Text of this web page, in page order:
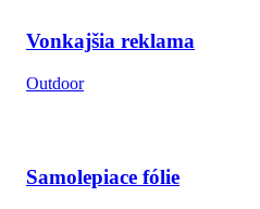
Vonkajšia reklama
Outdoor
Samolepiace fólie